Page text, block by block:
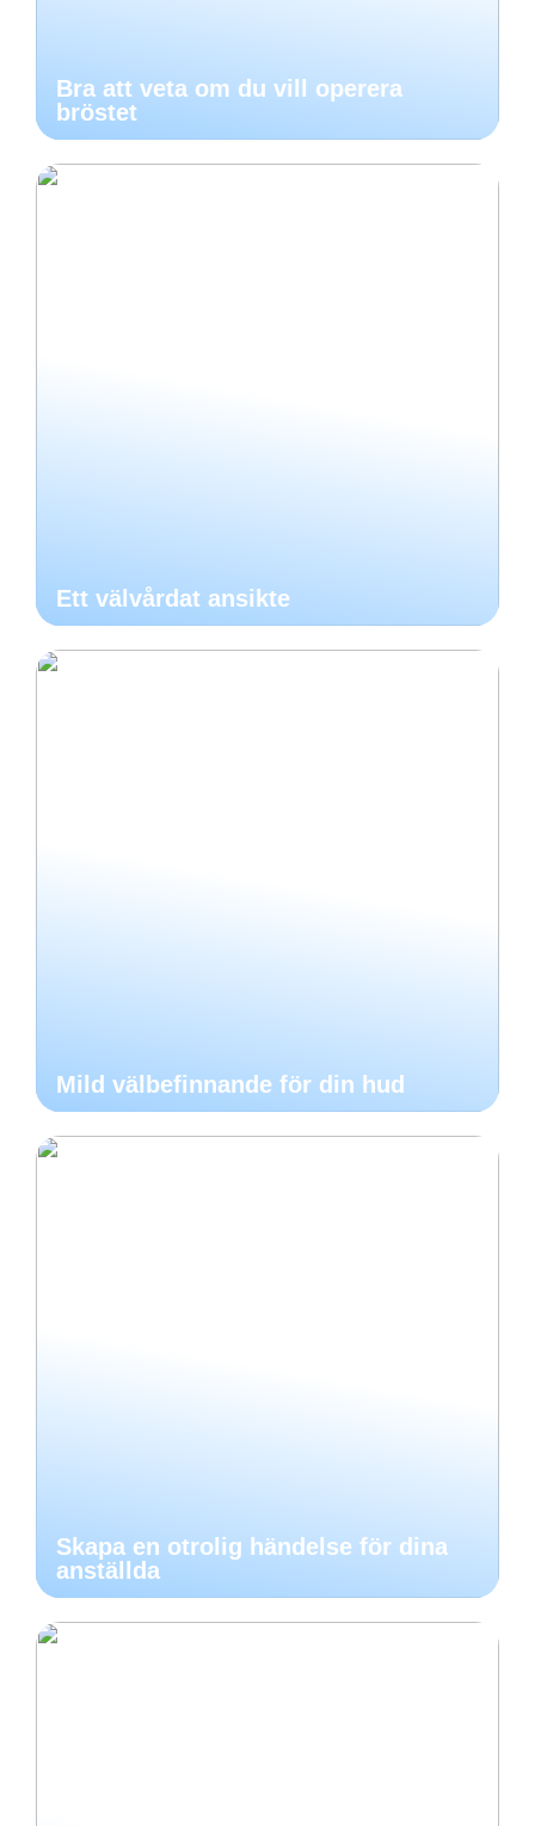
Bra att veta om du vill operera
bröstet
Ett välvårdat ansikte
Mild välbefinnande för din hud
Skapa en otrolig händelse för dina
anställda